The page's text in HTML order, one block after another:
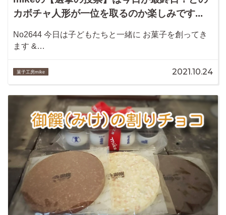
カボチャ人形が一位を取るのか楽しみです...
No2644 今日は子どもたちと一緒に お菓子を創ってき
ます &…
菓子工房mike 2021.10.24